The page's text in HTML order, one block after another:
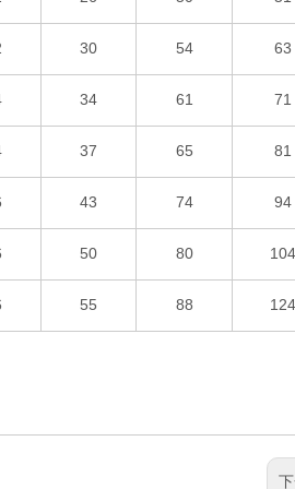
30 54 63
34 61 71
37 65 81
43 74 94
50 80 104
55 88 124